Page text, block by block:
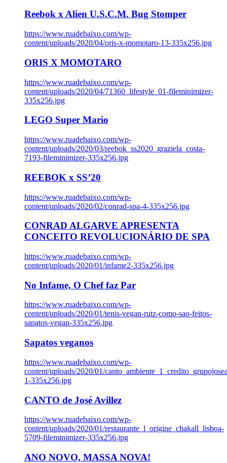
Reebok x Alien U.S.C.M. Bug Stomper
https://www.ruadebaixo.com/wp-
content/uploads/2020/04/oris-x-momotaro-13-335x256.jpg
ORIS X MOMOTARO
https://www.ruadebaixo.com/wp-
content/uploads/2020/04/71360_lifestyle_01-fileminimizer-
335x256.jpg
LEGO Super Mario
https://www.ruadebaixo.com/wp-
content/uploads/2020/03/reebok_ss2020_graziela_costa-
7193-fileminimizer-335x256.jpg
REEBOK x SS’20
https://www.ruadebaixo.com/wp-
content/uploads/2020/02/conrad-spa-4-335x256.jpg
CONRAD ALGARVE APRESENTA
CONCEITO REVOLUCIONÁRIO DE SPA
https://www.ruadebaixo.com/wp-
content/uploads/2020/01/infame2-335x256.jpg
No Infame, O Chef faz Par
https://www.ruadebaixo.com/wp-
content/uploads/2020/01/tenis-vegan-rutz-como-sao-feitos-
sapatos-vegan-335x256.jpg
Sapatos veganos
https://www.ruadebaixo.com/wp-
content/uploads/2020/01/
1-335x256.jpg
CANTO de José Avillez
https://www.ruadebaixo.com/wp-
content/uploads/2020/01/restaurante_l_origine_chakall_lisboa-
5709-fileminimizer-335x256.jpg
ANO NOVO, MASSA NOVA!